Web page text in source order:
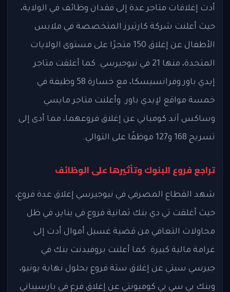
أدت إغلاقات متاجر عدة إلى فقدان وظائف في الولاية،
حيث أعلنت شركة كارتيرز المتخصصة في ملابس
الأطفال عن إغلاق 150 متجرًا على مستوى الولايات
المتحدة، منها 21 في نيوجيرسي. كما أغلقت متاجر
إيدي باور وفرانسيسكا، مع خسارة 58 وظيفة في
خمسة مواقع لإيدي باور. وأعلنت متاجر مايسي
وساكس آند كومباني عن إغلاق فروعهما، مما أدى إلى
تسريح 168 و127 موظفًا على التوالي.
تراجع فروع البنوك وتأثيرها على الوظائف
شهد القطاع المصرفي في نيوجيرسي إغلاق عدة فروع،
حيث أغلقت تي دي بنك ثمانية فروع في يناير، في ظل
محاولات التعافي من قضية غسيل أموال أدت إلى
غرامة مالية كبيرة. كما أعلنت بروفيدنت بنك في
جيرسي سيتي عن إغلاق ستة فروع بحلول نهاية يونيو،
وبنك بي سي بي كوميونتي عن إغلاق فرع في بارسيباني